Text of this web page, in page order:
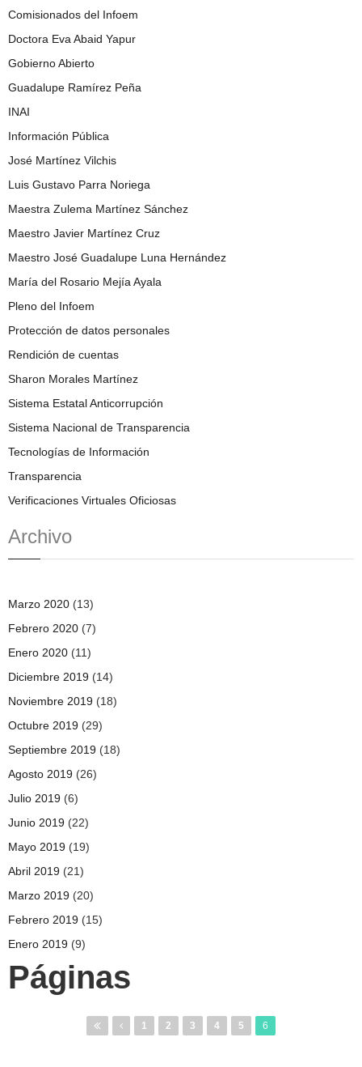
Comisionados del Infoem
Doctora Eva Abaid Yapur
Gobierno Abierto
Guadalupe Ramírez Peña
INAI
Información Pública
José Martínez Vilchis
Luis Gustavo Parra Noriega
Maestra Zulema Martínez Sánchez
Maestro Javier Martínez Cruz
Maestro José Guadalupe Luna Hernández
María del Rosario Mejía Ayala
Pleno del Infoem
Protección de datos personales
Rendición de cuentas
Sharon Morales Martínez
Sistema Estatal Anticorrupción
Sistema Nacional de Transparencia
Tecnologías de Información
Transparencia
Verificaciones Virtuales Oficiosas
Archivo
Marzo 2020 (13)
Febrero 2020 (7)
Enero 2020 (11)
Diciembre 2019 (14)
Noviembre 2019 (18)
Octubre 2019 (29)
Septiembre 2019 (18)
Agosto 2019 (26)
Julio 2019 (6)
Junio 2019 (22)
Mayo 2019 (19)
Abril 2019 (21)
Marzo 2019 (20)
Febrero 2019 (15)
Enero 2019 (9)
Páginas
1 2 3 4 5 6